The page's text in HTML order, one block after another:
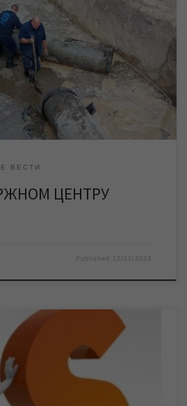
Због отежаних услова рада,
броја подземних инсталација око
време завршетка радова на
у тржном центру „БИГ“ се
и канализација“ Зрењанин
на водоводној мрежи у тржном
ВЕСТИ
ЦЕНТРУ
Published 12/12/2024
корисника услугама ЈКП „Водовод и
се од 03. децембра до 03. јануара на
Анонимни упитник се може
сајту предузећа и у Корисничком